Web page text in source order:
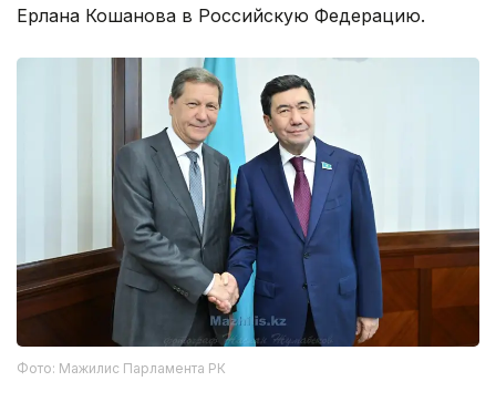
Ерлана Кошанова в Российскую Федерацию.
Фото: Мажилис Парламента РК